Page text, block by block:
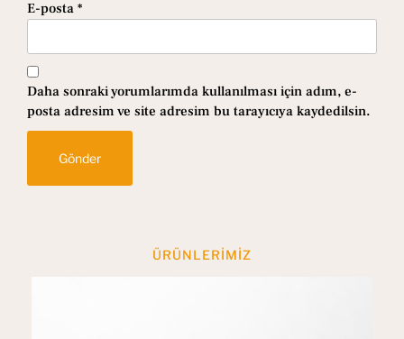
E-posta *
Daha sonraki yorumlarımda kullanılması için adım, e-
posta adresim ve site adresim bu tarayıcıya kaydedilsin.
ÜRÜNLERIMIZ